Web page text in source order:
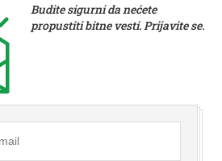
Budite sigurni da nećete
propustiti bitne vesti. Prijavite se.